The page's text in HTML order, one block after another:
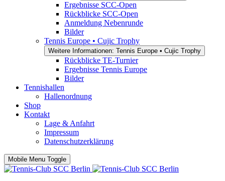
Ergebnisse SCC-Open
Rückblicke SCC-Open
Anmeldung Nebenrunde
Bilder
Tennis Europe • Cujic Trophy
Weitere Informationen: Tennis Europe • Cujic Trophy
Rückblicke TE-Turnier
Ergebnisse Tennis Europe
Bilder
Tennishallen
Hallenordnung
Shop
Kontakt
Lage & Anfahrt
Impressum
Datenschutzerklärung
Mobile Menu Toggle